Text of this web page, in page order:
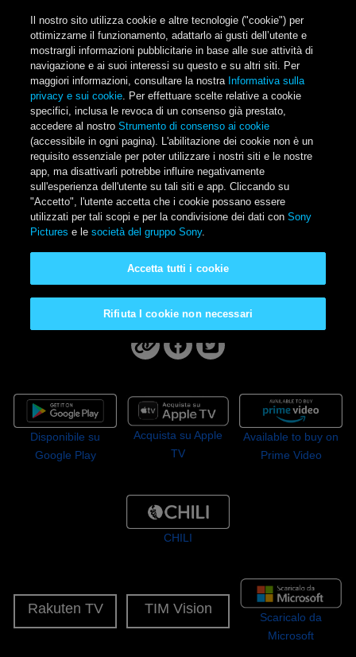
Il nostro sito utilizza cookie e altre tecnologie ("cookie") per
ottimizzarne il funzionamento, adattarlo ai gusti dell’utente e
mostrargli informazioni pubblicitarie in base alle sue attività di
navigazione e ai suoi interessi su questo e su altri siti. Per
maggiori informazioni, consultare la nostra Informativa sulla
privacy e sui cookie. Per effettuare scelte relative a cookie
specifici, inclusa le revoca di un consenso già prestato,
accedere al nostroStrumento di consenso ai cookie
(accessibile in ogni pagina). L'abilitazione dei cookie non è un
requisito essenziale per poter utilizzare i nostri siti e le nostre
app, ma disattivarli potrebbe influire negativamente
sull'esperienza dell'utente su tali siti e app. Cliccando su
"Accetto", l'utente accetta che i cookie possano essere
utilizzati per tali scopi e per la condivisione dei dati conSony
Pictures e lesocietà del gruppo Sony.
Rifiuta I cookie non necessari
Accetta tutti i cookie
Main Menu
Zombieland Doppio Colpo
Disponibile a casa tua
Disponibile su
Google Play
Acquista su Apple
TV
Available to buy on
Prime Video
CHILI
Rakuten TV TIM Vision
Scaricalo da
Microsoft